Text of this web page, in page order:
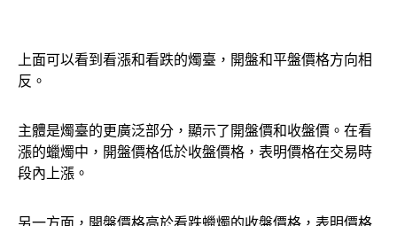
上面可以看到看漲和看跌的燭臺，開盤和平盤價格方向相
反。
主體是燭臺的更廣泛部分，顯示了開盤價和收盤價。在看
漲的蠟燭中，開盤價格低於收盤價格，表明價格在交易時
段內上漲。